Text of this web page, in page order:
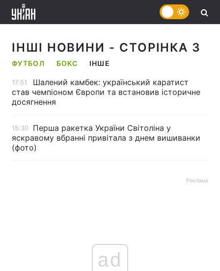
ІНШІ НОВИНИ - СТОРІНКА 3
ФУТБОЛ БОКС ІНШЕ
17:51
Шалений камбек: український каратист
став чемпіоном Європи та встановив історичне
досягнення
15:30
Перша ракетка України Світоліна у
яскравому вбранні привітала з днем вишиванки
(фото)
Реклама
ad